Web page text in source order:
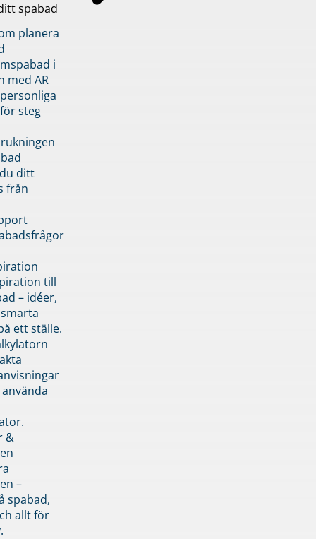
spabad
planera
i
med AR
steg
ditt
från
till
– idéer,
ett ställe.
&
–
spabad,
allt för